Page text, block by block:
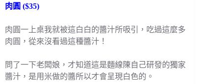
肉圓 ($35)
肉圓一上桌我就被這白白的醬汁所吸引，吃過這麼多
肉圓，從來沒看過這種醬汁！
問了一下老闆娘，才知道這是麵線陳自己研發的獨家
醬汁，是用米做的醬所以才會呈現白色的。